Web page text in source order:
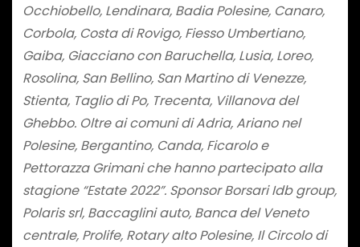
Occhiobello, Lendinara, Badia Polesine, Canaro,
Corbola, Costa di Rovigo, Fiesso Umbertiano,
Gaiba, Giacciano con Baruchella, Lusia, Loreo,
Rosolina, San Bellino, San Martino di Venezze,
Stienta, Taglio di Po, Trecenta, Villanova del
Ghebbo. Oltre ai comuni di Adria, Ariano nel
Polesine, Bergantino, Canda, Ficarolo e
Pettorazza Grimani che hanno partecipato alla
stagione “Estate 2022”. Sponsor Borsari Idb group,
Polaris srl, Baccaglini auto, Banca del Veneto
centrale, Prolife, Rotary alto Polesine, Il Circolo di